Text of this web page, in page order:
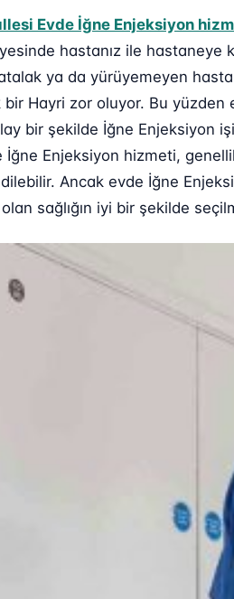
Evde İğne Enjeksiyon
hastanız ile
ya da yürüyemeyen
bir Hayri zor oluyor. Bu
bir şekilde İğne Enjeksiyon
İğne Enjeksiyon hizmeti,
Ancak evde İğne
sağlığın iyi bir şekilde